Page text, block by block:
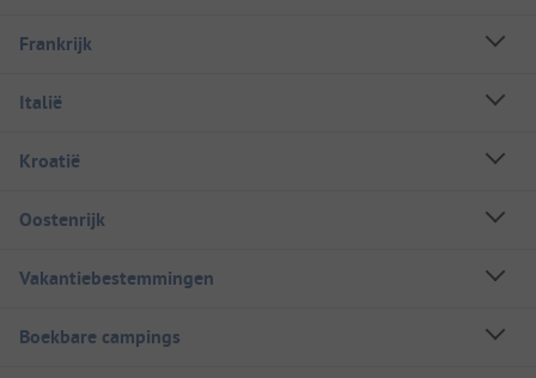
Frankrijk
Italië
Kroatië
Oostenrijk
Vakantiebestemmingen
Boekbare campings